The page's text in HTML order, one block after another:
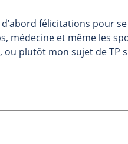
félicitations pour
médecine et même les
plutôt mon sujet de TP